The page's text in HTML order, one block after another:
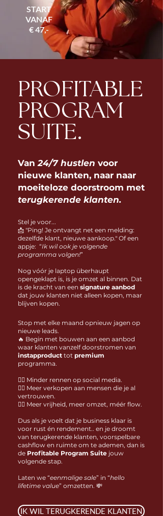
START
VANAF
€ 47,-
PROFITABLE
PROGRAM
SUITE.
Van24/7 hustlen voor
nieuwe klanten, naar naar
moeiteloze doorstroom met
terugkerende klanten.
Stel je voor...
📩 "Ping! Je ontvangt net een melding:
dezelfde klant, nieuwe aankoop." Of een
appje: “Ik wil ook je volgende
programma volgen!”
Nog vóór je laptop überhaupt
opengeklapt is, is je omzet al binnen. Dat
is de kracht van een signature aanbod
dat jouw klanten niet alleen kopen, maar
blijven kopen.
Stop met elke maand opnieuw jagen op
nieuwe leads.
🔥 Begin met bouwen aan een aanbod
waar klanten vanzelf doorstromen van
instapproduct tot premium
programma.
👉🏻 Minder rennen op social media.
👉🏻 Meer verkopen aan mensen die je al
vertrouwen.
👉🏻 Meer vrijheid, meer omzet, méér flow.
Dus als je voelt dat je business klaar is
voor rust én rendement.. en je droomt
van terugkerende klanten, voorspelbare
cashflow en ruimte om te ademen, dan is
de Profitable Program Suite jouw
volgende stap.
Laten we “eenmalige sale” in “hello
lifetime value” omzetten. 💸
IK WIL TERUGKERENDE KLANTEN